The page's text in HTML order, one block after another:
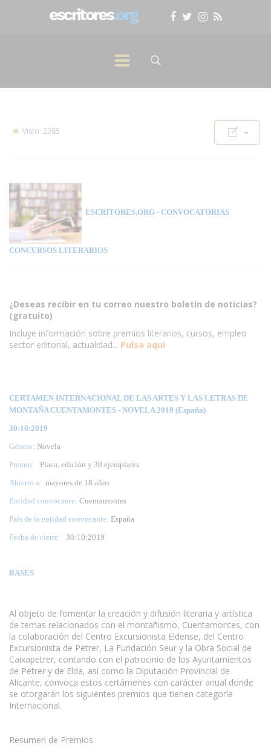
Visto: 2385
ESCRITORES.ORG - CONVOCATORIAS
CONCURSOS LITERARIOS
¿Deseas recibir en tu correo nuestro boletín de noticias?
(gratuito)
Incluye información sobre premios literarios, cursos, empleo
sector editorial, actualidad... Pulsa aqui
CERTAMEN INTERNACIONAL DE LAS ARTES Y LAS LETRAS DE
MONTAÑA CUENTAMONTES - NOVELA 2019 (España)
30:10:2019
Género: Novela
Premio:
Placa, edición y 30 ejemplares
Abierto a: mayores de 18 años
Entidad convocante: Cuentamontes
País de la entidad convocante: España
Fecha de cierre: 30:10:2019
BASES
Al objeto de fomentar la creación y difusión literaria y artística
de temas relacionados con el montañismo, Cuentamontes, con
la colaboración del Centro Excursionista Eldense, del Centro
Excursionista de Petrer, La Fundación Seur y la Obra Social de
Caixapetrer, contando con el patrocinio de los Ayuntamientos
de Petrer y de Elda, así como la Diputación Provincial de
Alicante, convoca estos certámenes con carácter anual donde
se otorgarán los siguientes premios que tienen categoría
Internacional.
Resumen de Premios